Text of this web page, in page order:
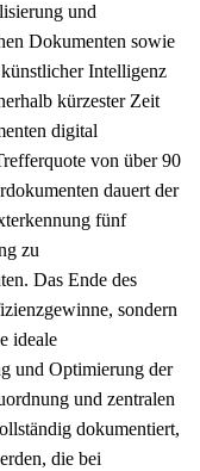
und
Dokumenten sowie
Intelligenz
kürzester Zeit
digital
von über 90
dauert der
fünf
zu
Das Ende des
sondern
ideale
und Optimierung der
und zentralen
dokumentiert,
die bei